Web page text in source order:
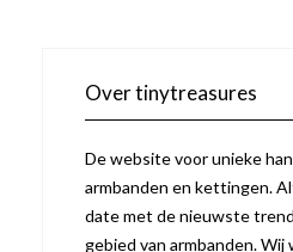
Over tinytreasures
De website voor unieke
armbanden en kettingen.
date met de nieuwste
gebied van armbanden. Wij